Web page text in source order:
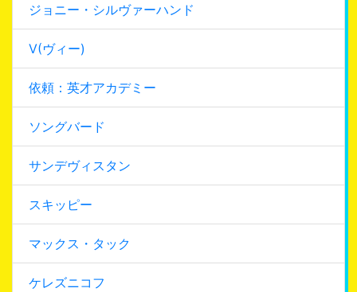
ジョニー・シルヴァーハンド
V(ヴィー)
依頼：英才アカデミー
ソングバード
サンデヴィスタン
スキッピー
マックス・タック
ケレズニコフ